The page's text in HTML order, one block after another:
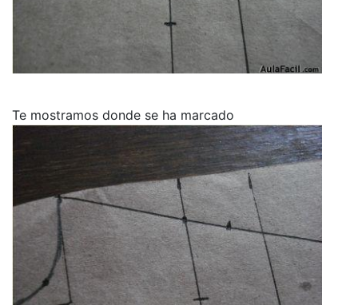
Te mostramos donde se ha marcado